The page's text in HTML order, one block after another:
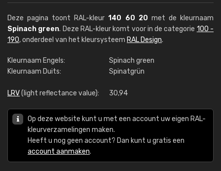
Deze pagina toont RAL-kleur140 60 20 met de kleurnaam
Spinach green. Deze RAL-kleur komt voor in de categorie 100 -
190, onderdeel van het kleursysteem RAL Design.
Kleurnaam Engels:
Spinach green
Kleurnaam Duits:
Spinatgrün
LRV(light reflectance value): 30,94
Op deze website kunt u met een account uw eigen RAL-
kleurverzamelingen maken.
Heeft u nog geen account? Dan kunt u gratis een
account aanmaken.